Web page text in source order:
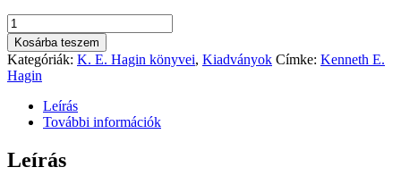
Mindennapi
nyár
mennyiség
Kosárba teszem
Kategóriák: K. E. Hagin könyvei, Kiadványok Címke: Kenneth E.
Hagin
Leírás
További információk
Leírás